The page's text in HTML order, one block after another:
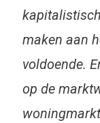
maken aan
voldoende.
op de